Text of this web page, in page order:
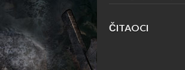
ČITAOCI